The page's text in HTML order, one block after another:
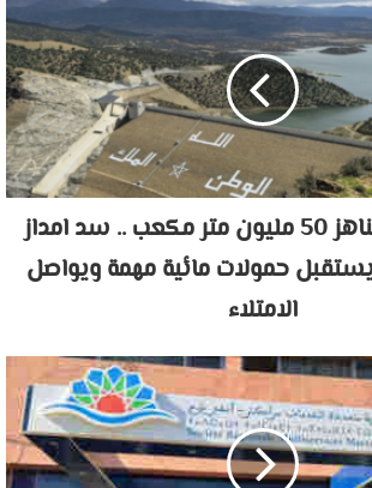
بموارد مائية تناهز 50 مليون متر مكعب .. سد امداز
حمولات مائية مهمة ويواصل
الامتلاء